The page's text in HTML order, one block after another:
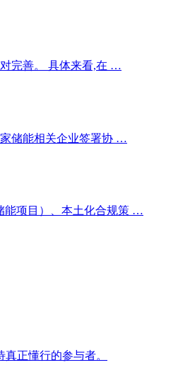
完善。 具体来看,在 …
储能相关企业签署协 …
能项目）、本土化合规策 …
正懂行的参与者。